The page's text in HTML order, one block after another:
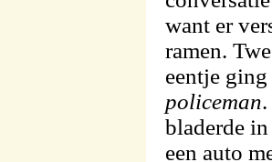
want er
ramen.
eentje
policeman
bladerde
een auto